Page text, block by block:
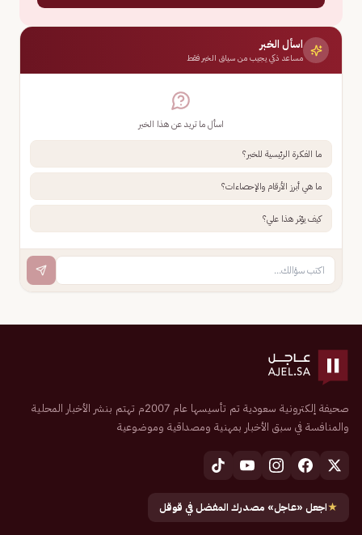
اسأل الخبر
مساعد ذكي يجيب من سياق الخبر فقط
اسأل ما تريد عن هذا الخبر
ما الفكرة الرئيسية للخبر؟
ما هي أبرز الأرقام والإحصاءات؟
كيف يؤثر هذا علي؟
صحيفة إلكترونية سعودية تم تأسيسها عام 2007م تهتم بنشر الأخبار المحلية
والمنافسة في سبق الأخبار بمهنية ومصداقية وموضوعية
★اجعل «عاجل» مصدرك المفضل في قوقل